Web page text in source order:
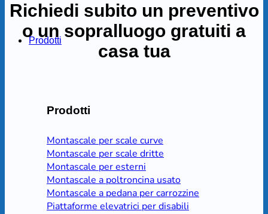
Prodotti
Prodotti
Montascale per scale curve
Montascale per scale dritte
Montascale per esterni
Montascale a poltroncina usato
Montascale a pedana per carrozzine
Piattaforme elevatrici per disabili
Richiedi subito un preventivo
o un sopralluogo gratuiti a
casa tua